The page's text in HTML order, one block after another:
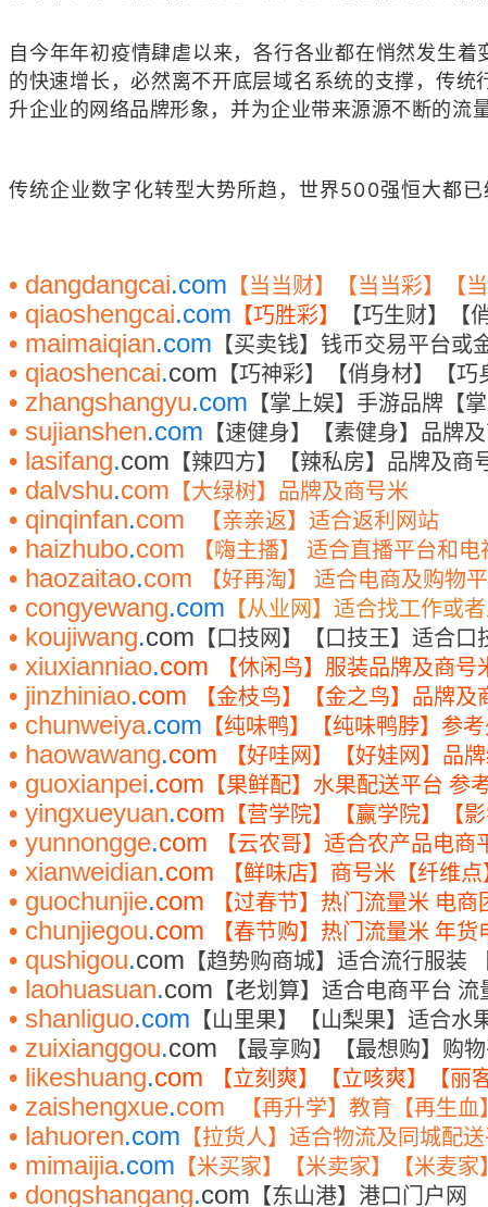
自今年年初疫情肆虐以来，各行各业都在悄然发生
的快速增长，必然离不开底层域名系统的支撑，传
升企业的网络品牌形象，并为企业带来源源不断的流
传统企业数字化转型大势所趋，世界500强恒大都已
• dangdangcai.com 【当当财】【当当彩】【当
• qiaoshengcai.com 【巧胜彩】 【巧生财】【
• maimaiqian.com 【买卖钱】钱币交易平台或
• qiaoshencai.com 【巧神彩】【俏身材】【
• zhangshangyu.com 【掌上娱】手游品牌【
• sujianshen.com 【速健身】【素健身】品牌
• lasifang.com 【辣四方】【辣私房】品牌及商
• dalvshu.com 【大绿树】品牌及商号米
• qinqinfan.com 【亲亲返】适合返利网站
• haizhubo.com 【嗨主播】 适合直播平台和电
• haozaitao.com 【好再淘】 适合电商及购物
• congyewang.com 【从业网】适合找工作或
• koujiwang.com 【口技网】【口技王】适合口
• xiuxianniao.com 【休闲鸟】服装品牌及商号
• jinzhiniao.com 【金枝鸟】【金之鸟】品牌及
• chunweiya.com 【纯味鸭】【纯味鸭脖】参
• haowawang.com 【好哇网】【好娃网】品
• guoxianpei.com 【果鲜配】水果配送平台 参
• yingxueyuan.com 【营学院】【赢学院】【
• yunnongge.com 【云农哥】适合农产品电商
• xianweidian.com 【鲜味店】商号米【纤维
• guochunjie.com 【过春节】热门流量米 电商
• chunjiegou.com 【春节购】热门流量米 年货
• qushigou.com 【趋势购商城】适合流行服装
• laohuasuan.com 【老划算】适合电商平台 流
• shanliguo.com 【山里果】【山梨果】适合水
• zuixianggou.com 【最享购】【最想购】购
• likeshuang.com 【立刻爽】【立咳爽】【丽
• zaishengxue.com 【再升学】教育【再生血】
• lahuoren.com 【拉货人】适合物流及同城配
• mimaijia.com 【米买家】【米卖家】【米麦
• dongshangang.com 【东山港】港口门户网